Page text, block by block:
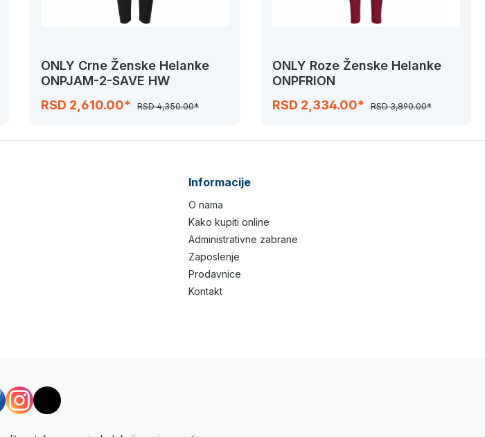
ONLY Crne Ženske Helanke
ONPJAM-2-SAVE HW
RSD 2,610.00*
RSD 4,350.00*
ONLY Roze Ženske Helanke
ONPFRION
RSD 2,334.00*
RSD 3,890.00*
Informacije
O nama
Kako kupiti online
Administrativne zabrane
Zaposlenje
Prodavnice
Kontakt